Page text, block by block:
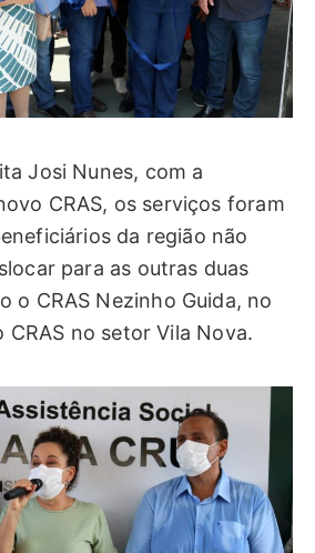
Josi Nunes, com a
CRAS, os serviços foram
da região não
para as outras duas
o CRAS Nezinho Guida, no
CRAS no setor Vila Nova.